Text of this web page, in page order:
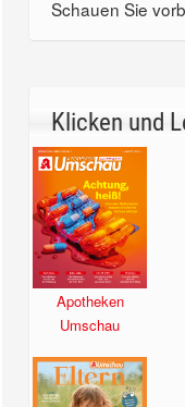
Schauen Sie
Klicken und
Apotheken
Umschau